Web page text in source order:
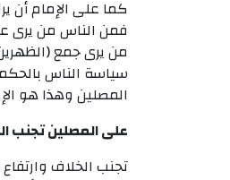
كما على الإمام أن
فمن الناس من يرى
من يرى جمع
سياسة الناس
المصلين وهذا هو
على المصلين تجنب
تجنب الخلاف